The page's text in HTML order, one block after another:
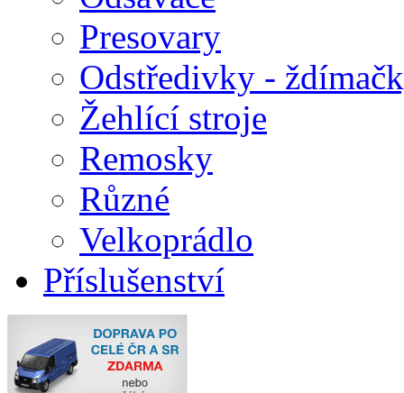
Presovary
Odstředivky -
Žehlící stroje
Remosky
Různé
Velkoprádlo
Příslušenství